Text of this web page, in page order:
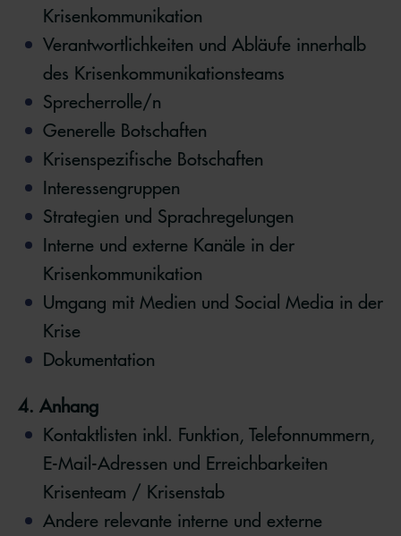
Krisenkommunikation
Verantwortlichkeiten und Abläufe innerhalb
des Krisenkommunikationsteams
Sprecherrolle/n
Generelle Botschaften
Krisenspezifische Botschaften
Interessengruppen
Strategien und Sprachregelungen
Interne und externe Kanäle in der
Krisenkommunikation
Umgang mit Medien und Social Media in der
Krise
Dokumentation
4. Anhang
Kontaktlisten inkl. Funktion, Telefonnummern,
E-Mail-Adressen und Erreichbarkeiten
Krisenteam / Krisenstab
Andere relevante interne und externe